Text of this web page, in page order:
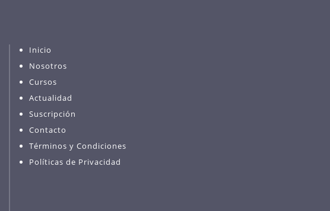
Inicio
Nosotros
Cursos
Actualidad
Suscripción
Contacto
Términos y Condiciones
Políticas de Privacidad